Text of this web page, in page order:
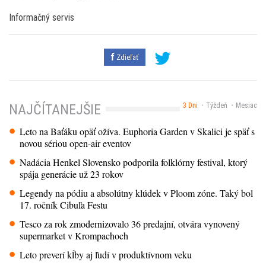
Informačný servis
Zdieľať
3 Dni Týždeň Mesiac
NAJČÍTANEJŠIE
Leto na Baťáku opäť ožíva. Euphoria Garden v Skalici je späť s
novou sériou open-air eventov
Nadácia Henkel Slovensko podporila folklórny festival, ktorý
spája generácie už 23 rokov
Legendy na pódiu a absolútny klúdek v Ploom zóne. Taký bol
17. ročník Cibuľa Festu
Tesco za rok zmodernizovalo 36 predajní, otvára vynovený
supermarket v Krompachoch
Leto preverí kĺby aj ľudí v produktívnom veku